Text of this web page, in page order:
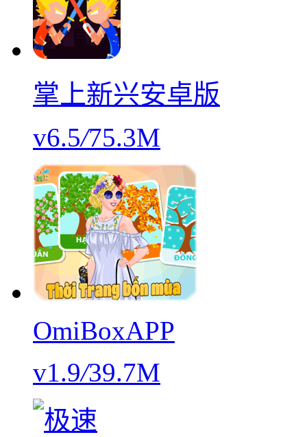
掌上新兴安卓版
v6.5/75.3M
OmiBoxAPP
v1.9/39.7M